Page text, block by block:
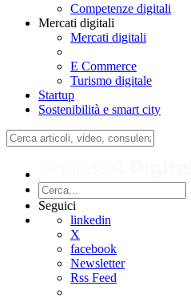
Competenze digitali
Mercati digitali
Mercati digitali
E Commerce
Turismo digitale
Startup
Sostenibilità e smart city
Seguici
linkedin
X
facebook
Newsletter
Rss Feed